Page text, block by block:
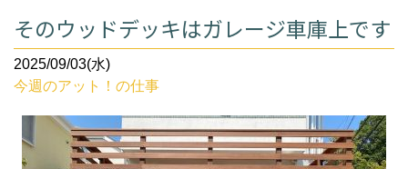
そのウッドデッキはガレージ車庫上です
2025/09/03(水)
今週のアット！の仕事